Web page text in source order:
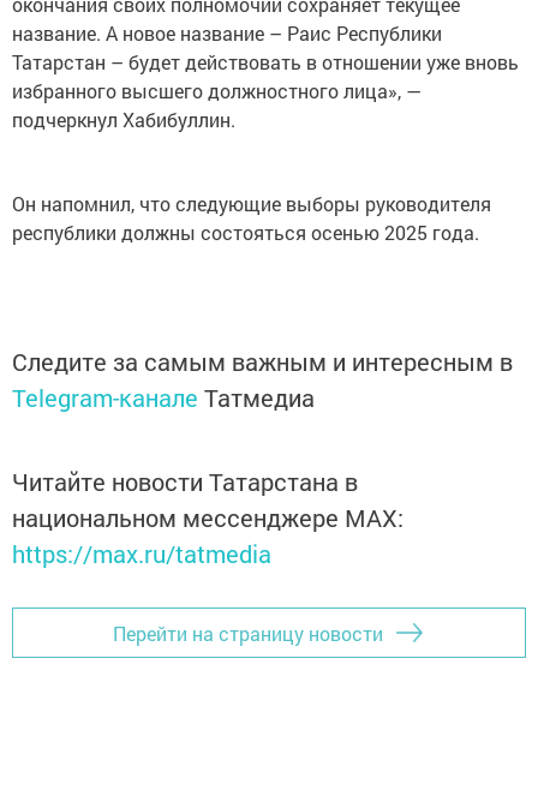
название. А новое название – Раис Республики
Татарстан – будет действовать в отношении уже вновь
избранного высшего должностного лица», —
подчеркнул Хабибуллин.
Он напомнил, что следующие выборы руководителя
республики должны состояться осенью 2025 года.
Следите за самым важным и интересным в
Telegram-канале Татмедиа
Читайте новости Татарстана в
национальном мессенджере MАХ:
https://max.ru/tatmedia
Перейти на страницу новости